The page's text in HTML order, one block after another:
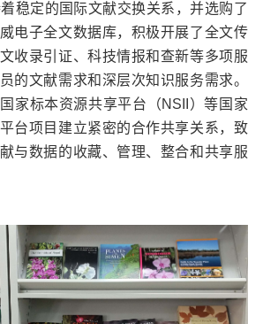
稳定的国际文献交换关系，并选购了
电子全文数据库，积极开展了全文传
收录引证、科技情报和查新等多项服
的文献需求和深层次知识服务需求。
家标本资源共享平台（NSII）等国家
台项目建立紧密的合作共享关系，致
与数据的收藏、管理、整合和共享服